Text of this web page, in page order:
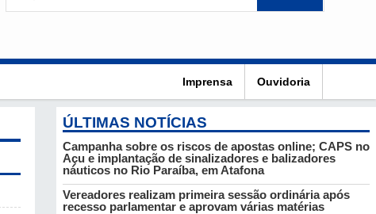
Ouvidoria
Imprensa
ÚLTIMAS NOTÍCIAS
Campanha sobre os riscos de apostas online; CAPS no
Açu e implantação de sinalizadores e balizadores
náuticos no Rio Paraíba, em Atafona
Vereadores realizam primeira sessão ordinária após
recesso parlamentar e aprovam várias matérias